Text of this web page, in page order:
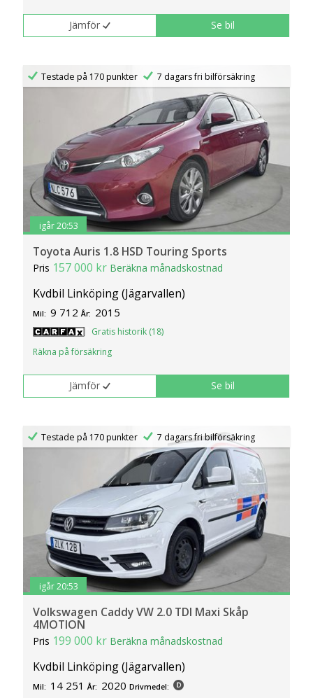
Jämför Se bil
Testade på 170 punkter 7 dagars fri bilförsäkring
igår 20:53
Toyota Auris 1.8 HSD Touring Sports
Pris 157 000 kr Beräkna månadskostnad
Kvdbil Linköping (Jägarvallen)
Mil: 9 712 År: 2015
Gratis historik (18)
Räkna på försäkring
Jämför Se bil
Testade på 170 punkter 7 dagars fri bilförsäkring
igår 20:53
Volkswagen Caddy VW 2.0 TDI Maxi Skåp
4MOTION
Pris 199 000 kr Beräkna månadskostnad
Kvdbil Linköping (Jägarvallen)
Mil: 14 251 År: 2020 Drivmedel: